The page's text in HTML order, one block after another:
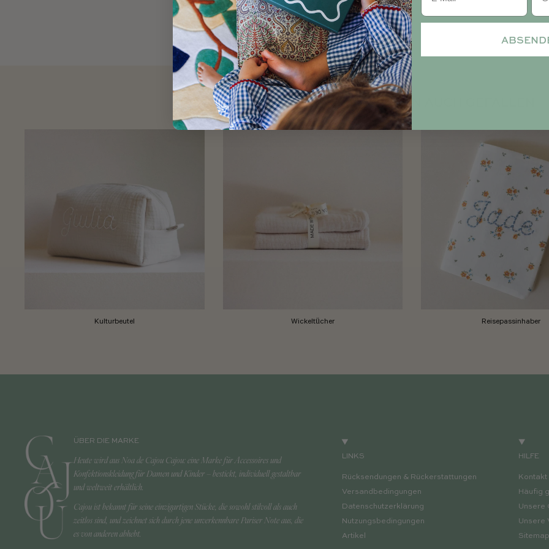
DAS KÖNNTE IHNEN AUCH GEFALLEN
Kulturbeutel Wickeltücher Reisepassinhaber
ÜBER DIE MARKE
Heute wird aus Noa de Cajou Cajou: eine Marke für Accessoires und
Konfektionskleidung für Damen und Kinder – bestickt, individuell gestaltbar
und weltweit erhältlich.
Cajou ist bekannt für seine einzigartigen Stücke, die sowohl stilvoll als auch
zeitlos sind, und zeichnet sich durch jene unverkennbare Pariser Note aus, die
es von anderen abhebt.
LINKS
Rücksendungen & Rückerstattungen
Versandbedingungen
Datenschutzerklärung
Nutzungsbedingungen
Artikel
HILFE
Kontakt
Häufig
Unsere
Unsere